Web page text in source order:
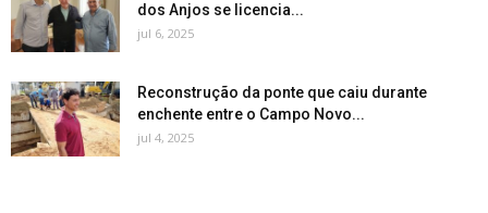
dos Anjos se licencia...
jul 6, 2025
Reconstrução da ponte que caiu durante
enchente entre o Campo Novo...
jul 4, 2025